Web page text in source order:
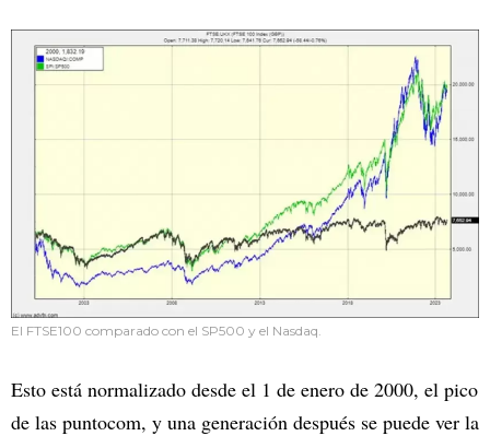
El FTSE100 comparado con el SP500 y el Nasdaq.
Esto está normalizado desde el 1 de enero de 2000, el pico
de las puntocom, y una generación después se puede ver la